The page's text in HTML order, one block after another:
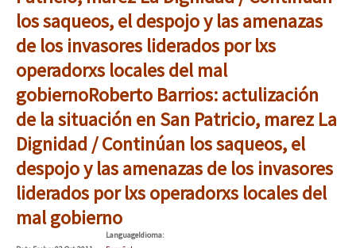
Mundo
EZLN
La Sexta
AutonomÍa y Resistencia
Migración
Presos
Mujeres
“Sonhando a Terra do Bem Virá” se publica no Estado Espanhol
Se o México sabe, que o mundo saiba! Nossas lutas pela
[25 abr – CDMX] Tokín por el CNI: 30 años de Resistencia y
los saqueos, el despojo y las amenazas
de los invasores liderados por lxs
operadorxs locales del mal
gobiernoRoberto Barrios: actulización
de la situación en San Patricio, marez La
Dignidad / Continúan los saqueos, el
despojo y las amenazas de los invasores
liderados por lxs operadorxs locales del
mal gobierno
LanguageIdioma: